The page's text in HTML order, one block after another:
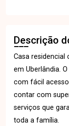
Descrição
Casa residencial
em Uberlândia.
com fácil
contar com
serviços que
toda a família.